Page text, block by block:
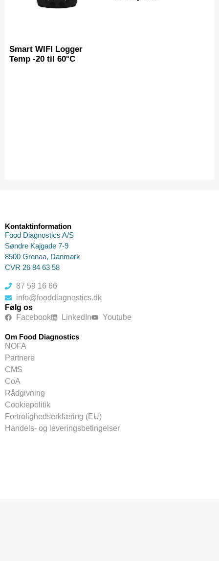
Smart WIFI Logger
Temp -20 til 60°C
Kontaktinformation
Food Diagnostics A/S
Søndre Kajgade 7-9
8500 Grenaa, Danmark
CVR 26 84 63 58
87 59 16 66
info@fooddiagnostics.dk
Følg os
Facebook
LinkedIn Youtube
Om Food Diagnostics
NOFA
Partnere
CMS
CoA
Rådgivning
Cookiepolitik
Fortrolighedserklæring (EU)
Handels- og leveringsbetingelser